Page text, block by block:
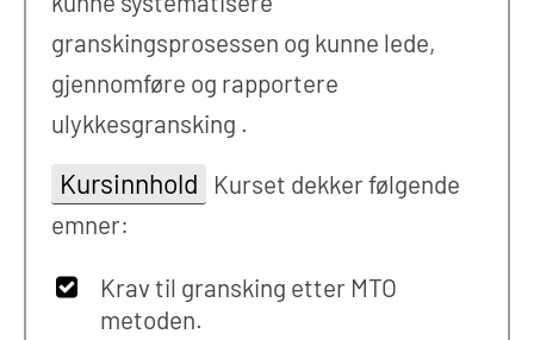
granskingsprosessen og kunne lede,
gjennomføre og rapportere
ulykkesgransking .
Kursinnhold
Kurset dekker følgende
emner:
Krav til gransking etter MTO
metoden.